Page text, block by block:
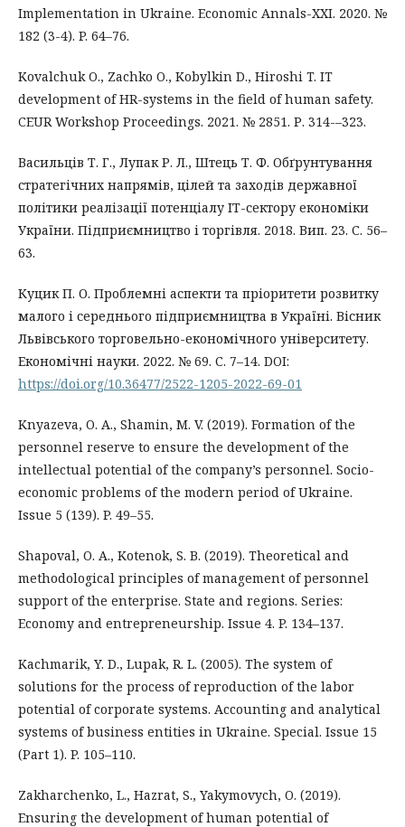
Implementation in Ukraine. Economic Annals-XXI. 2020. №
182 (3-4). P. 64–76.
Kovalchuk O., Zachko O., Kobylkin D., Hiroshi T. IT
development of HR-systems in the field of human safety.
CEUR Workshop Proceedings. 2021. № 2851. Р. 314-–323.
Васильців Т. Г., Лупак Р. Л., Штець Т. Ф. Обґрунтування
стратегічних напрямів, цілей та заходів державної
політики реалізації потенціалу ІТ-сектору економіки
України. Підприємництво і торгівля. 2018. Вип. 23. С. 56–
63.
Куцик П. О. Проблемні аспекти та пріоритети розвитку
малого і середнього підприємництва в Україні. Вісник
Львівського торговельно-економічного університету.
Економічні науки. 2022. № 69. С. 7–14. DOI:
https://doi.org/10.36477/2522-1205-2022-69-01
Knyazeva, O. A., Shamin, M. V. (2019). Formation of the
personnel reserve to ensure the development of the
intellectual potential of the company’s personnel. Socio-
economic problems of the modern period of Ukraine.
Issue 5 (139). P. 49–55.
Shapoval, O. A., Kotenok, S. B. (2019). Theoretical and
methodological principles of management of personnel
support of the enterprise. State and regions. Series:
Economy and entrepreneurship. Issue 4. P. 134–137.
Kachmarik, Y. D., Lupak, R. L. (2005). The system of
solutions for the process of reproduction of the labor
potential of corporate systems. Accounting and analytical
systems of business entities in Ukraine. Special. Issue 15
(Part 1). P. 105–110.
Zakharchenko, L., Hazrat, S., Yakymovych, O. (2019).
Ensuring the development of human potential of